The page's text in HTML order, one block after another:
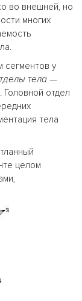
во внешней, но
многих
сегментов у
тела —
отдел
тела
целом